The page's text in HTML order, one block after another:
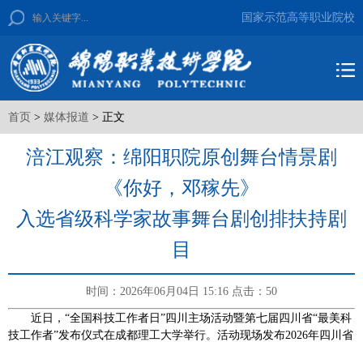
国家示范高等职业院校
首页 > 媒体报道 > 正文
涪江观察：绵阳职院原创舞台情景剧
《你好，邓稼先》
入选省级科学家故事舞台剧创排扶持剧
目
时间：2026年06月04日 15:16 点击： 50
近日，“全国科技工作者日”四川主场活动暨第七届四川省“最美科
技工作者”发布仪式在成都理工大学举行。活动现场发布2026年四川省